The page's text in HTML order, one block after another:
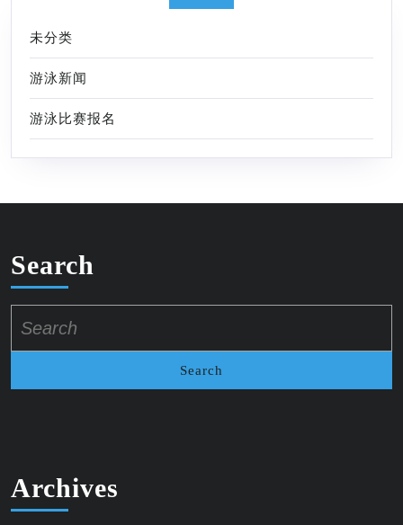
未分类
游泳新闻
游泳比赛报名
Search
for:
Archives